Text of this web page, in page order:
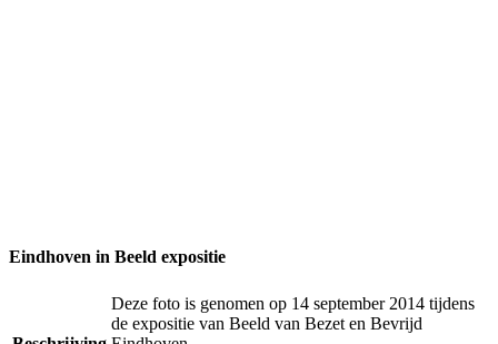
Eindhoven in Beeld expositie
Deze foto is genomen op 14 september 2014 tijdens
de expositie van Beeld van Bezet en Bevrijd